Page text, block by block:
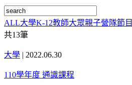
ALL大學K-12教師大眾親子營隊節目
共13筆
大學 | 2022.06.30
110學年度 通識課程